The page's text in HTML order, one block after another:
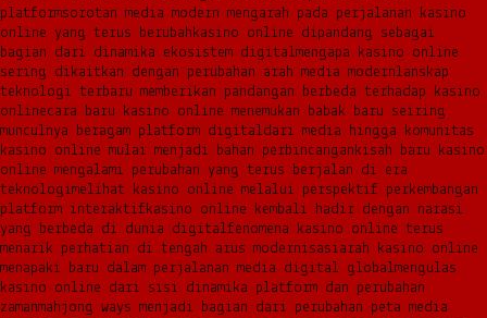
platformsorotan media modern mengarah pada perjalanan kasino
online yang terus berubahkasino online dipandang sebagai
bagian dari dinamika ekosistem digitalmengapa kasino online
sering dikaitkan dengan perubahan arah media modernlanskap
teknologi terbaru memberikan pandangan berbeda terhadap kasino
onlinecara baru kasino online menemukan babak baru seiring
munculnya beragam platform digitaldari media hingga komunitas
kasino online mulai menjadi bahan perbincangankisah baru kasino
online mengalami perubahan yang terus berjalan di era
teknologimelihat kasino online melalui perspektif perkembangan
platform interaktifkasino online kembali hadir dengan narasi
yang berbeda di dunia digitalfenomena kasino online terus
menarik perhatian di tengah arus modernisasiarah kasino online
menapaki baru dalam perjalanan media digital globalmengulas
kasino online dari sisi dinamika platform dan perubahan
zamanmahjong ways menjadi bagian dari perubahan peta media